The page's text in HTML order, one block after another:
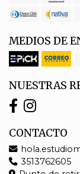
MEDIOS DE
NUESTRAS
CONTACTO
3513762605